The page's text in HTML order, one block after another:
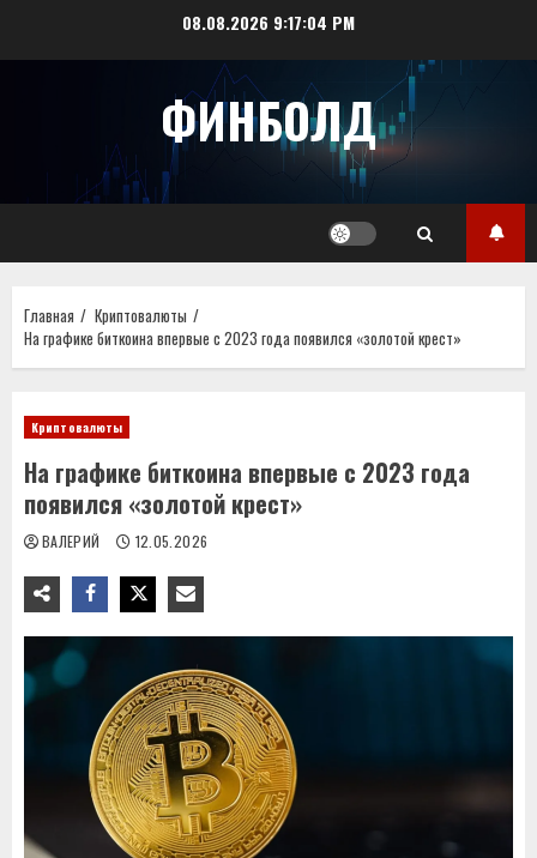
08.08.2026 9:17:05 PM
ФИНБОЛД
Главная
Криптовалюты
На графике биткоина впервые с 2023 года появился «золотой крест»
Криптовалюты
На графике биткоина впервые с 2023 года
появился «золотой крест»
ВАЛЕРИЙ 12.05.2026